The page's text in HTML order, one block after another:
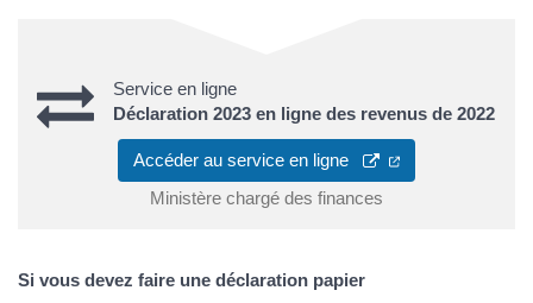
Service en ligne
Déclaration 2023 en ligne des revenus de 2022
Accéder au service en ligne
Ministère chargé des finances
Si vous devez faire une déclaration papier